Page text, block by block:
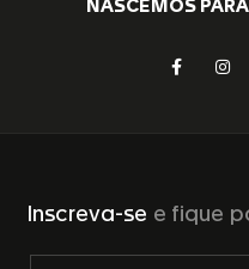
NASCEMOS
Inscreva-se e fique